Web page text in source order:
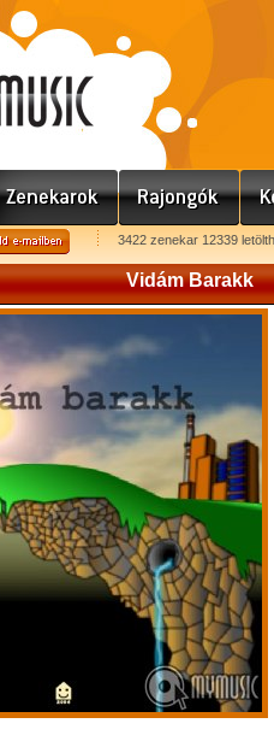
3422 zenekar 12339
Vidám Barakk